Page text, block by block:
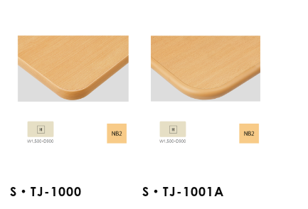
S・TJ-1000 S・TJ-1001A